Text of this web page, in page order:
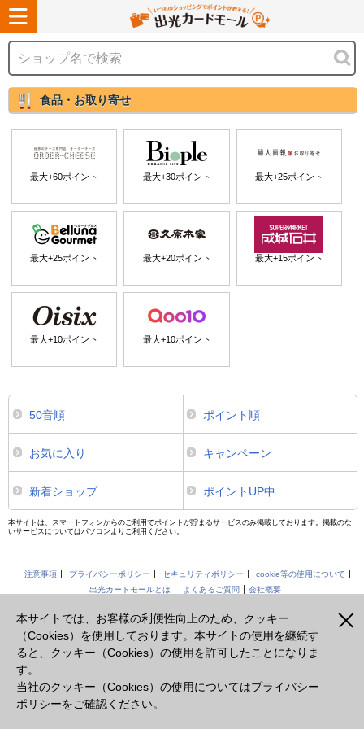
本サイトでは、お客様の利便性向上のため、クッキー
（Cookies）を使用しております。本サイトの使用を継続す
ると、クッキー（Cookies）の使用を許可したことになりま
す。
当社のクッキー（Cookies）の使用についてはプライバシー
ポリシーをご確認ください。
食品・お取り寄せ
最大+60ポイント 最大+30ポイント 最大+25ポイント
最大+25ポイント 最大+20ポイント 最大+15ポイント
最大+10ポイント 最大+10ポイント
50音順 ポイント順
お気に入り キャンペーン
新着ショップ ポイントUP中
本サイトは、スマートフォンからのご利用でポイントが貯まるサービスのみ掲載しております。掲載のな
いサービスについてはパソコンよりご利用ください。
注意事項 プライバシーポリシー セキュリティポリシー
cookie等の使用について
出光カードモールとは
よくあるご質問 会社概要
出光クレジット株式会社
Copyright Idemitsu Credit Co., Ltd. All rights reserved.